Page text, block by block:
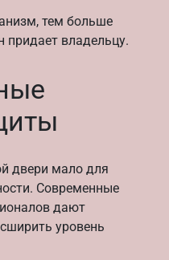
тем больше
придает владельцу.
двери мало для
Современные
дают
уровень